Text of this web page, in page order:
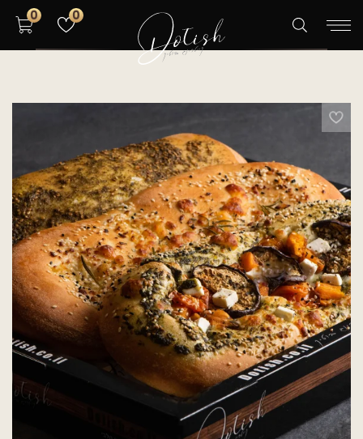
מגשי אירוח חלבי כשר
ארוחת בוקר
קייטרינג – תפריטים
אולם אירועים
אודות
קייטרינג חלבי כשר למהדרין
שאלות נפוצות
0
0